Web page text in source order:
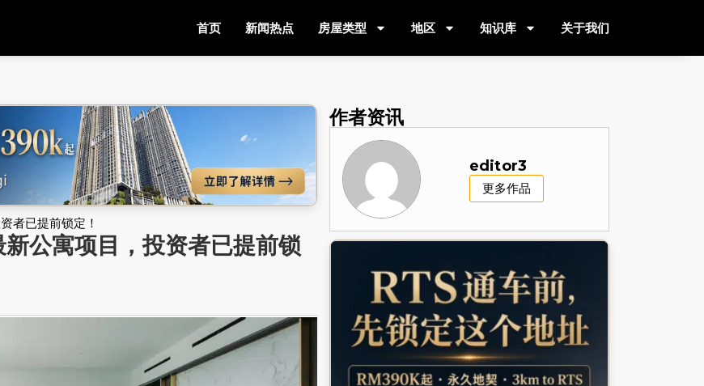
首页 新闻热点 房屋类型 地区 知识库 关于我们
者已提前锁定！
公寓项目，投资者已提前锁
作者资讯
editor3
更多作品